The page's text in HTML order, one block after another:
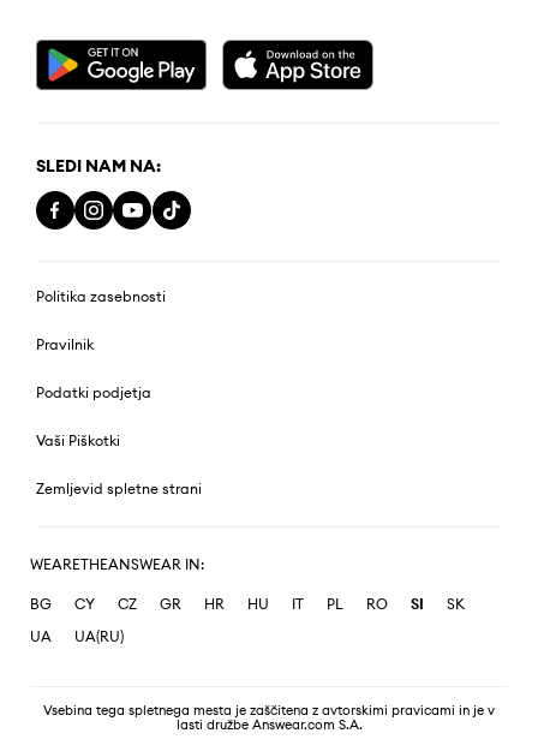
SLEDI NAM NA:
Politika zasebnosti
Pravilnik
Podatki podjetja
Vaši Piškotki
Zemljevid spletne strani
WEARETHEANSWEAR IN:
BG CY CZ GR HR HU IT PL RO SI
SK
UA
UA(RU)
Vsebina tega spletnega mesta je zaščitena z avtorskimi pravicami in je v
lasti družbe Answear.com S.A.